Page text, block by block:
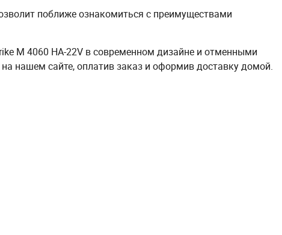
поближе ознакомиться с преимуществами
M 4060 HA-22V в современном дизайне и отменными
нашем сайте, оплатив заказ и оформив доставку домой.